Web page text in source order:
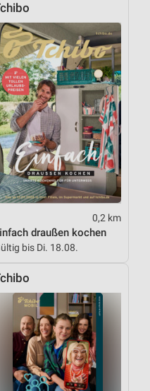
0,2 km
draußen kochen
bis Di. 18.08.
oder
Angebote
Auswahl von